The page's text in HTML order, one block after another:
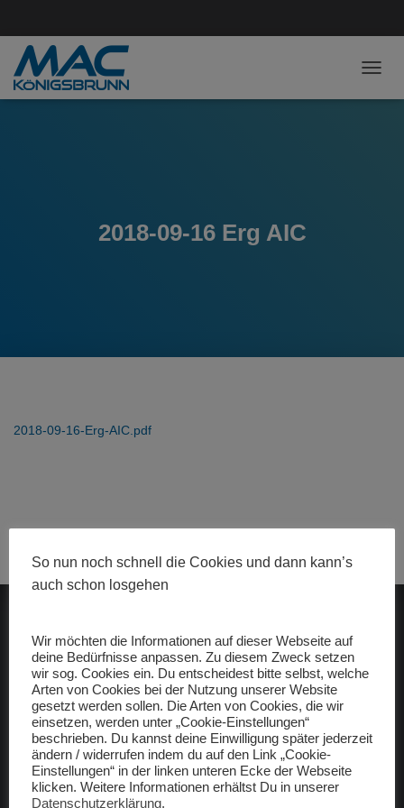
2018-09-16 Erg AIC
2018-09-16-Erg-AIC.pdf
ADAC gelbhilft
Freunde
raceBMX Germany
So nun noch schnell die Cookies und dann kann’s
auch schon losgehen
Wir möchten die Informationen auf dieser Webseite auf
deine Bedürfnisse anpassen. Zu diesem Zweck setzen
wir sog. Cookies ein. Du entscheidest bitte selbst, welche
Arten von Cookies bei der Nutzung unserer Website
gesetzt werden sollen. Die Arten von Cookies, die wir
einsetzen, werden unter „Cookie-Einstellungen“
beschrieben. Du kannst deine Einwilligung später jederzeit
ändern / widerrufen indem du auf den Link „Cookie-
Einstellungen“ in der linken unteren Ecke der Webseite
klicken. Weitere Informationen erhältst Du in unserer
Datenschutzerklärung.